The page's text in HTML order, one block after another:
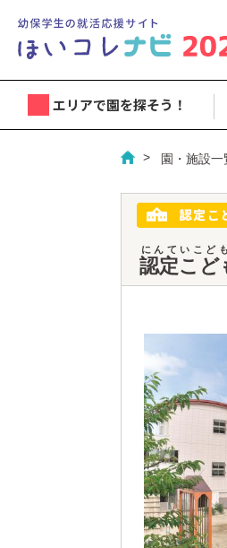
エリアで園を探そう！
園・施設一
認定こ
にんていこど